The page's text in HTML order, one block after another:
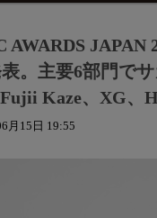
AWARDS
。主要6部門で
Kaze、XG、
月15日 19:55